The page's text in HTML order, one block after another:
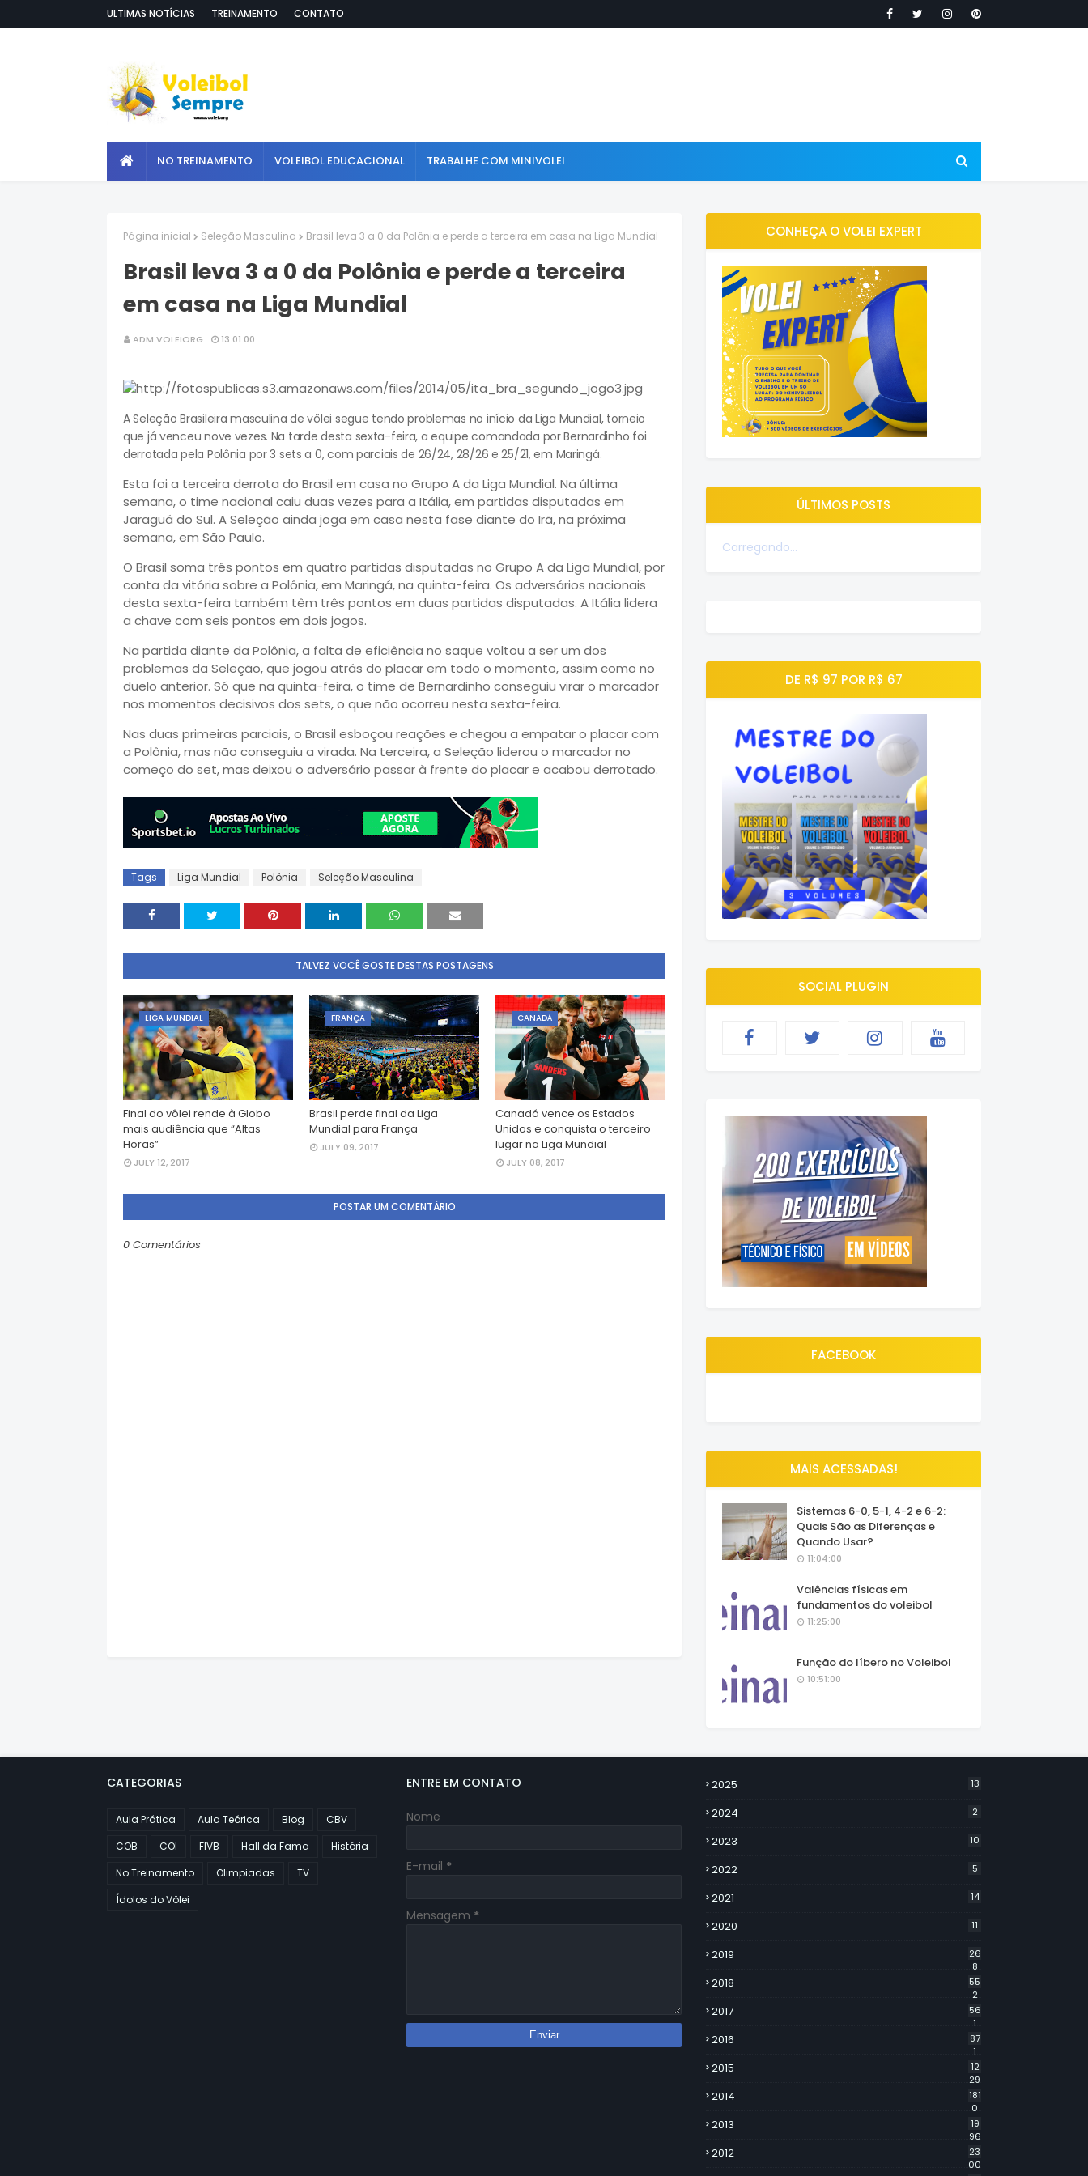
ULTIMAS NOTÍCIAS TREINAMENTO CONTATO
NO TREINAMENTO VOLEIBOL EDUCACIONAL TRABALHE COM MINIVOLEI
Página inicial Seleção Masculina Brasil leva 3 a 0 da Polônia e perde a terceira em casa na Liga Mundial
Brasil leva 3 a 0 da Polônia e perde a terceira
em casa na Liga Mundial
ADM VOLEIORG 13:01:00
A Seleção Brasileira masculina de vôlei segue tendo problemas no início da Liga Mundial, torneio
que já venceu nove vezes. Na tarde desta sexta-feira, a equipe comandada por Bernardinho foi
derrotada pela Polônia por 3 sets a 0, com parciais de 26/24, 28/26 e 25/21, em Maringá.
Esta foi a terceira derrota do Brasil em casa no Grupo A da Liga Mundial. Na última
semana, o time nacional caiu duas vezes para a Itália, em partidas disputadas em
Jaraguá do Sul. A Seleção ainda joga em casa nesta fase diante do Irã, na próxima
semana, em São Paulo.
O Brasil soma três pontos em quatro partidas disputadas no Grupo A da Liga Mundial, por
conta da vitória sobre a Polônia, em Maringá, na quinta-feira. Os adversários nacionais
desta sexta-feira também têm três pontos em duas partidas disputadas. A Itália lidera
a chave com seis pontos em dois jogos.
Na partida diante da Polônia, a falta de eficiência no saque voltou a ser um dos
problemas da Seleção, que jogou atrás do placar em todo o momento, assim como no
duelo anterior. Só que na quinta-feira, o time de Bernardinho conseguiu virar o marcador
nos momentos decisivos dos sets, o que não ocorreu nesta sexta-feira.
Nas duas primeiras parciais, o Brasil esboçou reações e chegou a empatar o placar com
a Polônia, mas não conseguiu a virada. Na terceira, a Seleção liderou o marcador no
começo do set, mas deixou o adversário passar à frente do placar e acabou derrotado.
Tags Liga Mundial Polônia Seleção Masculina
TALVEZ VOCÊ GOSTE DESTAS POSTAGENS
LIGA MUNDIAL
Final do vôlei rende à Globo
mais audiência que “Altas
Horas”
JULY 12, 2017
FRANÇA
Brasil perde final da Liga
Mundial para França
JULY 09, 2017
CANADÁ
Canadá vence os Estados
Unidos e conquista o terceiro
lugar na Liga Mundial
JULY 08, 2017
POSTAR UM COMENTÁRIO
0 Comentários
CONHEÇA O VOLEI EXPERT
ÚLTIMOS POSTS
Carregando...
DE R$ 97 POR R$ 67
SOCIAL PLUGIN
FACEBOOK
MAIS ACESSADAS!
Sistemas 6-0, 5-1, 4-2 e 6-2:
Quais São as Diferenças e
Quando Usar?
11:04:00
Valências físicas em
fundamentos do voleibol
11:25:00
Função do líbero no Voleibol
10:51:00
CATEGORIAS
Aula Prática Aula Teórica Blog
CBV
COB
COI FIVB Hall da Fama
História
No Treinamento
Olimpiadas
TV
Ídolos do Vôlei
ENTRE EM CONTATO
Nome
E-mail *
Mensagem *
2025 13
2024 2
2023 10
2022 5
2021 14
2020 11
2019
26
8
2018
55
2
2017
56
1
2016
87
1
2015
12
29
2014
181
0
2013
19
96
2012
23
00